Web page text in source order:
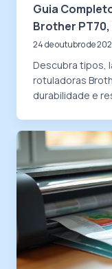
Guia
Brother PT70,
24 de outubro de
Descubra tipos,
rotuladoras
durabilidade e